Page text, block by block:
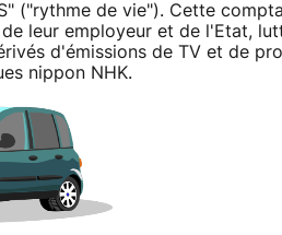
("rythme de vie"). Cette
leur employeur et de l'Etat,
d'émissions de TV et de
nippon NHK.